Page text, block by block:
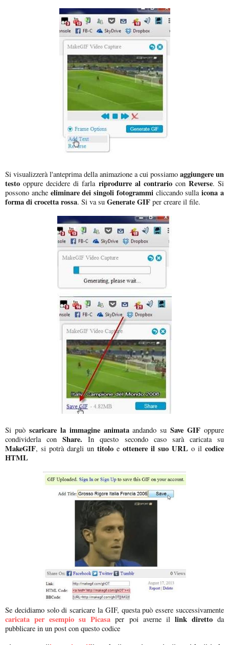
Si visualizzerà l'anteprima della animazione a cui possiamo aggiungere un
testo oppure decidere di farla riprodurre al contrariocon Reverse. Si
possono anche eliminare dei singoli fotogrammicliccando sullaicona a
forma di crocetta rossa. Si va su Generate GIF per creare il file.
Si può scaricare la immagine animataandando suSave GIF oppure
condividerla conShare. In questo secondo caso sarà caricata su
MakeGIF, si potrà dargli un titolo e ottenere il suo URL o il codice
HTML
Se decidiamo solo di scaricare la GIF, questa può essere successivamente
caricata per esempio su Picasa per poi averne il link direttoda
pubblicare in un post con questo codice